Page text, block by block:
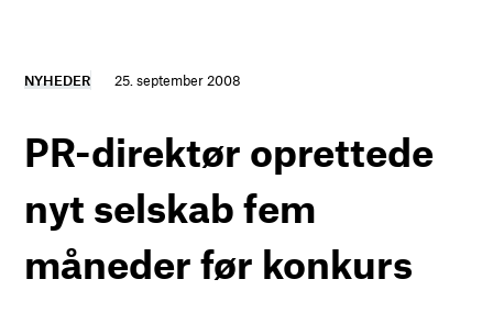
NYHEDER 25. september 2008
PR-direktør oprettede
nyt selskab fem
måneder før konkurs